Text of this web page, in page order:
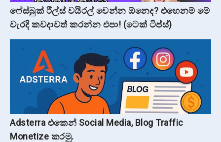
ෆේස්බුක් රීල්ස් වයිරල් වෙන්න ඕනෙද? එහෙනම් මේ
වැරදි කවදාවත් කරන්න එපා! (ටෙක් ටිප්ස්)
Adsterra එකෙන් Social Media, Blog Traffic
Monetize කරමු.